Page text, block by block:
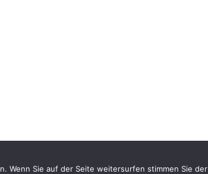
Wenn Sie auf der Seite weitersurfen stimmen Sie der